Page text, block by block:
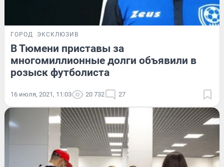
ГОРОД ЭКСКЛЮЗИВ
В Тюмени приставы за
многомиллионные долги объявили в
розыск футболиста
16 июля, 2021, 11:03 20 732 27